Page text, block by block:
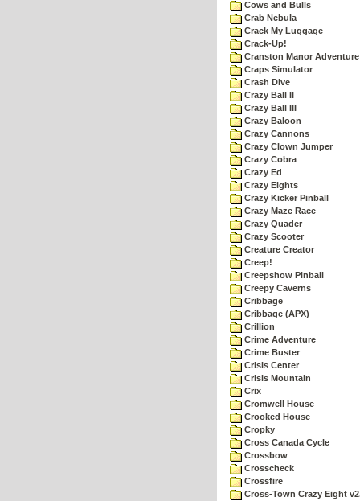
Cows and Bulls
Crab Nebula
Crack My Luggage
Crack-Up!
Cranston Manor Adventure
Craps Simulator
Crash Dive
Crazy Ball II
Crazy Ball III
Crazy Baloon
Crazy Cannons
Crazy Clown Jumper
Crazy Cobra
Crazy Ed
Crazy Eights
Crazy Kicker Pinball
Crazy Maze Race
Crazy Quader
Crazy Scooter
Creature Creator
Creep!
Creepshow Pinball
Creepy Caverns
Cribbage
Cribbage (APX)
Crillion
Crime Adventure
Crime Buster
Crisis Center
Crisis Mountain
Crix
Cromwell House
Crooked House
Cropky
Cross Canada Cycle
Crossbow
Crosscheck
Crossfire
Cross-Town Crazy Eight